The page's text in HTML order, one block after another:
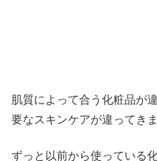
肌質によって合う化粧品が
要なスキンケアが違ってきま
ずっと以前から使っている